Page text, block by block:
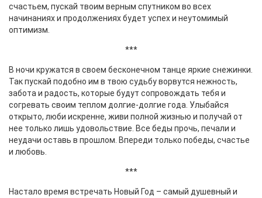
счастьем, пускай твоим верным спутником во всех
начинаниях и продолжениях будет успех и неутомимый
оптимизм.
***
В ночи кружатся в своем бесконечном танце яркие снежинки.
Так пускай подобно им в твою судьбу ворвутся нежность,
забота и радость, которые будут сопровождать тебя и
согревать своим теплом долгие-долгие года. Улыбайся
открыто, люби искренне, живи полной жизнью и получай от
нее только лишь удовольствие. Все беды прочь, печали и
неудачи оставь в прошлом. Впереди только победы, счастье
и любовь.
***
Настало время встречать Новый Год – самый душевный и